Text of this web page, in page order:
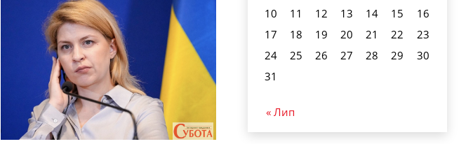
10
11 12 13 14 15
16
17
18 19 20 21 22
23
24
25 26 27 28 29
30
31
« Лип